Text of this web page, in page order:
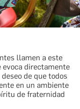
llamen a este
evoca directamente
de que todos
en un ambiente
de fraternidad